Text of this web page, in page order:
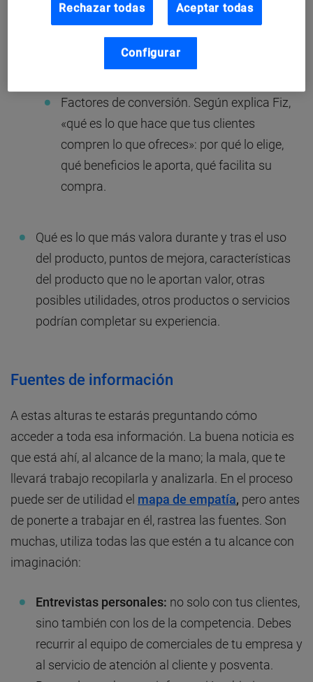
fortalezas y debilidades de tu oferta (precio,
venta…). Un punto en el que no hay que dar
nada por supuesto.
Factores de conversión. Según explica Fiz,
«qué es lo que hace que tus clientes
compren lo que ofreces»: por qué lo elige,
qué beneficios le aporta, qué facilita su
compra.
Qué es lo que más valora durante y tras el uso
del producto, puntos de mejora, características
del producto que no le aportan valor, otras
posibles utilidades, otros productos o servicios
podrían completar su experiencia.
Fuentes de información
A estas alturas te estarás preguntando cómo
acceder a toda esa información. La buena noticia es
que está ahí, al alcance de la mano; la mala, que te
llevará trabajo recopilarla y analizarla. En el proceso
puede ser de utilidad el mapa de empatía, pero antes
de ponerte a trabajar en él, rastrea las fuentes. Son
muchas, utiliza todas las que estén a tu alcance con
imaginación:
Entrevistas personales: no solo con tus clientes,
sino también con los de la competencia. Debes
recurrir al equipo de comerciales de tu empresa y
al servicio de atención al cliente y posventa.
Rechazar todas Aceptar todas
Configurar